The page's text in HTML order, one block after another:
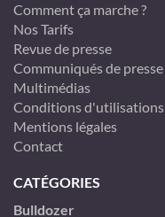
Comment ça marche ?
Nos Tarifs
Revue de presse
Communiqués de presse
Multimédias
Conditions d'utilisations
Mentions légales
Contact
CATÉGORIES
Bulldozer